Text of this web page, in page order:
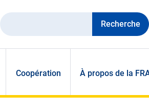
Recherche
Coopération À propos de la